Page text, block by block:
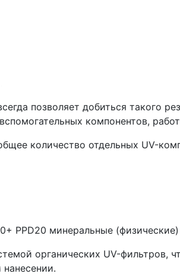
позволяет добиться такого
компонентов,
количество отдельных UV-
PPD20 минеральные
органических UV-фильтров,